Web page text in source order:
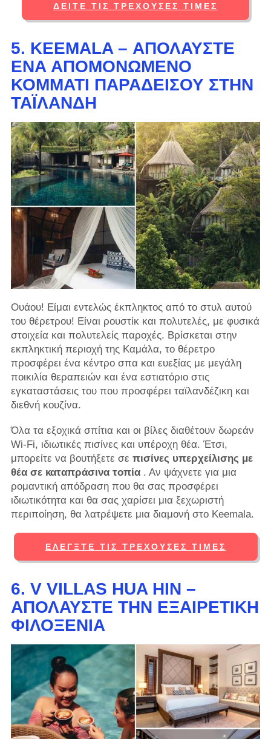
ΔΕΊΤΕ ΤΙΣ ΤΡΈΧΟΥΣΕΣ ΤΙΜΈΣ
5. KEEMALA – ΑΠΟΛΑΎΣΤΕ
ΈΝΑ ΑΠΟΜΟΝΩΜΈΝΟ
ΚΟΜΜΆΤΙ ΠΑΡΑΔΕΊΣΟΥ ΣΤΗΝ
ΤΑΪΛΆΝΔΗ
Ουάου! Είμαι εντελώς έκπληκτος από το στυλ αυτού
του θέρετρου! Είναι ρουστίκ και πολυτελές, με φυσικά
στοιχεία και πολυτελείς παροχές. Βρίσκεται στην
εκπληκτική περιοχή της Καμάλα, το θέρετρο
προσφέρει ένα κέντρο σπα και ευεξίας με μεγάλη
ποικιλία θεραπειών και ένα εστιατόριο στις
εγκαταστάσεις του που προσφέρει ταϊλανδέζικη και
διεθνή κουζίνα.
Όλα τα εξοχικά σπίτια και οι βίλες διαθέτουν δωρεάν
Wi-Fi, ιδιωτικές πισίνες και υπέροχη θέα. Έτσι,
μπορείτε να βουτήξετε σε πισίνες υπερχείλισης με
θέα σε καταπράσινα τοπία. Αν ψάχνετε για μια
ρομαντική απόδραση που θα σας προσφέρει
ιδιωτικότητα και θα σας χαρίσει μια ξεχωριστή
περιποίηση, θα λατρέψετε μια διαμονή στο Keemala.
ΕΛΈΓΞΤΕ ΤΙΣ ΤΡΈΧΟΥΣΕΣ ΤΙΜΈΣ
6. V VILLAS HUA HIN –
ΑΠΟΛΑΎΣΤΕ ΤΗΝ ΕΞΑΙΡΕΤΙΚΉ
ΦΙΛΟΞΕΝΊΑ